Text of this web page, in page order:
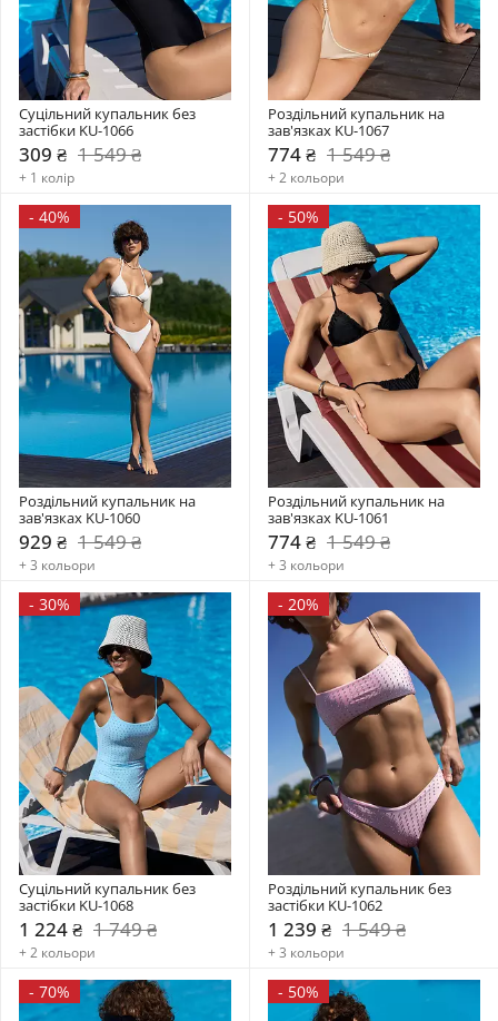
Суцільний купальник без
застібки KU-1066
309 ₴ 1 549 ₴
+ 1 колір
Роздільний купальник на
зав'язках KU-1067
774 ₴ 1 549 ₴
+ 2 кольори
- 40%
Роздільний купальник на
зав'язках KU-1060
929 ₴ 1 549 ₴
+ 3 кольори
- 50%
Роздільний купальник на
зав'язках KU-1061
774 ₴ 1 549 ₴
+ 3 кольори
- 30%
Суцільний купальник без
застібки KU-1068
1 224 ₴ 1 749 ₴
+ 2 кольори
- 20%
Роздільний купальник без
застібки KU-1062
1 239 ₴ 1 549 ₴
+ 3 кольори
- 70% - 50%